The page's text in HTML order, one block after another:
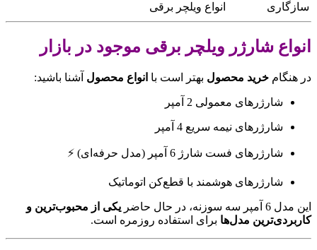
سازگاری
انواع ویلچر برقی
انواع شارژر ویلچر برقی موجود در بازار
در هنگام خرید محصول بهتر است با انواع محصول آشنا باشید:
شارژرهای معمولی 2 آمپر
شارژرهای نیمه سریع 4 آمپر
شارژرهای فست شارژ 6 آمپر (مدل حرفه‌ای) ⚡
شارژرهای هوشمند با قطع‌کن اتوماتیک
این مدل 6 آمپر سه سوزنه، در حال حاضر
یکی از محبوب‌ترین و
کاربردی‌ترین مدل‌ها برای استفاده روزمره است.